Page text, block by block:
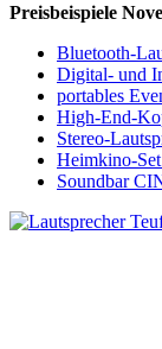
Preisbeispiele
Bluetooth-
Digital- und
portables
High-End-
Stereo-
Heimkino-
Soundbar